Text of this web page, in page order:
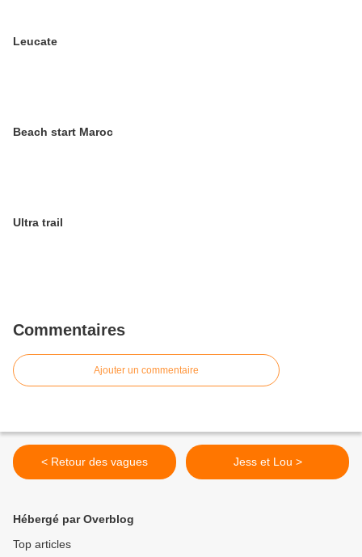
Leucate
Beach start Maroc
Ultra trail
Commentaires
Ajouter un commentaire
< Retour des vagues Jess et Lou >
Hébergé par Overblog
Top articles